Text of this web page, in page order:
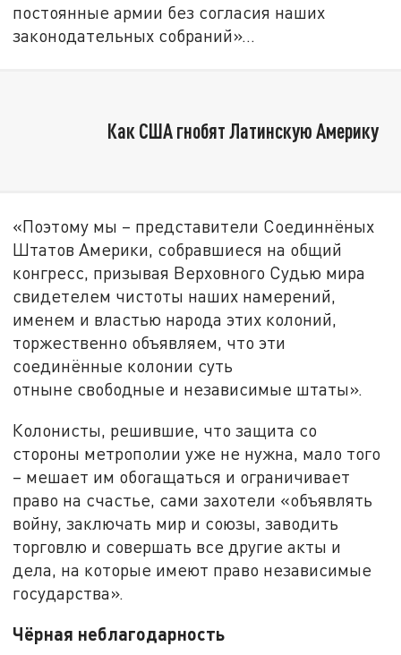
постоянные армии без согласия наших
законодательных собраний»...
Как США гнобят Латинскую Америку
«Поэтому мы – представители Соединнёных
Штатов Америки, собравшиеся на общий
конгресс, призывая Верховного Судью мира
свидетелем чистоты наших намерений,
именем и властью народа этих колоний,
торжественно объявляем, что эти
соединённые колонии суть
отныне свободные и независимые штаты».
Колонисты, решившие, что защита со
стороны метрополии уже не нужна, мало того
– мешает им обогащаться и ограничивает
право на счастье, сами захотели «объявлять
войну, заключать мир и союзы, заводить
торговлю и совершать все другие акты и
дела, на которые имеют право независимые
государства».
Чёрная неблагодарность